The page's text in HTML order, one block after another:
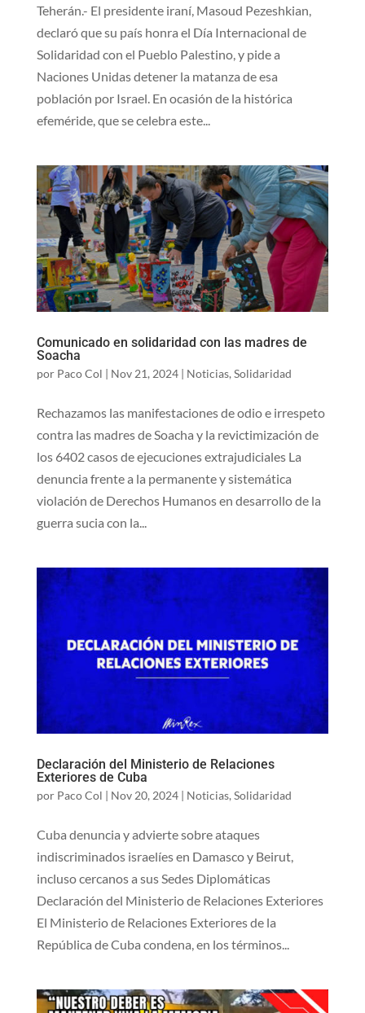
Teherán.- El presidente iraní, Masoud Pezeshkian,
declaró que su país honra el Día Internacional de
Solidaridad con el Pueblo Palestino, y pide a
Naciones Unidas detener la matanza de esa
población por Israel. En ocasión de la histórica
efeméride, que se celebra este...
Comunicado en solidaridad con las madres de
Soacha
por Paco Col | Nov 21, 2024| Noticias, Solidaridad
Rechazamos las manifestaciones de odio e irrespeto
contra las madres de Soacha y la revictimización de
los 6402 casos de ejecuciones extrajudiciales La
denuncia frente a la permanente y sistemática
violación de Derechos Humanos en desarrollo de la
guerra sucia con la...
Declaración del Ministerio de Relaciones
Exteriores de Cuba
por Paco Col | Nov 20, 2024| Noticias, Solidaridad
Cuba denuncia y advierte sobre ataques
indiscriminados israelíes en Damasco y Beirut,
incluso cercanos a sus Sedes Diplomáticas
Declaración del Ministerio de Relaciones Exteriores
El Ministerio de Relaciones Exteriores de la
República de Cuba condena, en los términos...